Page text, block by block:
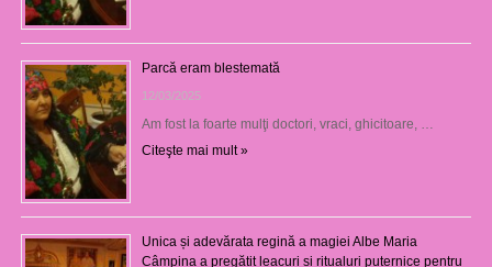
Parcă eram blestemată
12/03/2025
Am fost la foarte mulţi doctori, vraci, ghicitoare, …
Citeşte mai mult »
Unica și adevărata regină a magiei Albe Maria
Câmpina a pregătit leacuri și ritualuri puternice pentru